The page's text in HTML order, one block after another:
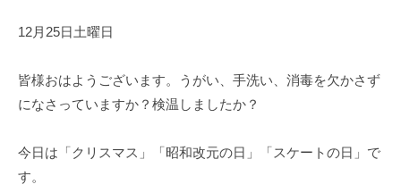
a
s
メ
ン
12月25日土曜日
皆様おはようございます。うがい、手洗い、消毒を欠かさず
になさっていますか？検温しましたか？
今日は「クリスマス」「昭和改元の日」「スケートの日」で
す。